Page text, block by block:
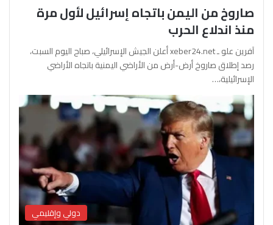
صاروخ من اليمن باتجاه إسرائيل لأول مرة
منذ اندلاع الحرب
آفرين علو ـ xeber24.net أعلن الجيش الإسرائيلي، صباح اليوم السبت،
رصد إطلاق صاروخ أرض-أرض من الأراضي اليمنية باتجاه الأراضي
الإسرائيلية،…
دولي وإقليمي